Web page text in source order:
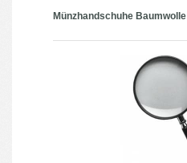
Münzhandschuhe Baumwolle